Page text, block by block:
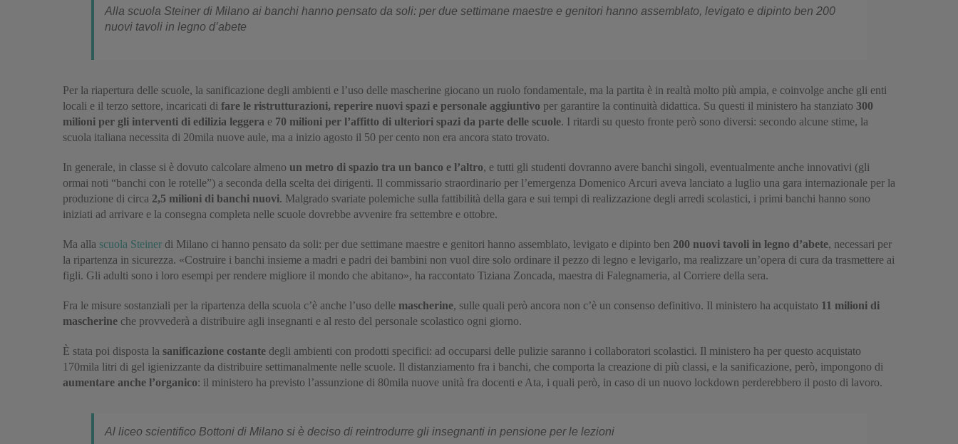
Alla scuola Steiner di Milano ai banchi hanno pensato da soli: per due settimane maestre e genitori hanno assemblato, levigato e dipinto ben 200
nuovi tavoli in legno d’abete
Per la riapertura delle scuole, la sanificazione degli ambienti e l’uso delle mascherine giocano un ruolo fondamentale, ma la partita è in realtà molto più ampia, e coinvolge anche gli enti
locali e il terzo settore, incaricati di fare le ristrutturazioni, reperire nuovi spazi e personale aggiuntivo per garantire la continuità didattica. Su questi il ministero ha stanziato 300
milioni per gli interventi di edilizia leggera e 70 milioni per l’affitto di ulteriori spazi da parte delle scuole. I ritardi su questo fronte però sono diversi: secondo alcune stime, la
scuola italiana necessita di 20mila nuove aule, ma a inizio agosto il 50 per cento non era ancora stato trovato.
In generale, in classe si è dovuto calcolare almeno un metro di spazio tra un banco e l’altro, e tutti gli studenti dovranno avere banchi singoli, eventualmente anche innovativi (gli
ormai noti “banchi con le rotelle”) a seconda della scelta dei dirigenti. Il commissario straordinario per l’emergenza Domenico Arcuri aveva lanciato a luglio una gara internazionale per la
produzione di circa 2,5 milioni di banchi nuovi. Malgrado svariate polemiche sulla fattibilità della gara e sui tempi di realizzazione degli arredi scolastici, i primi banchi hanno sono
iniziati ad arrivare e la consegna completa nelle scuole dovrebbe avvenire fra settembre e ottobre.
Ma alla scuola Steiner di Milano ci hanno pensato da soli: per due settimane maestre e genitori hanno assemblato, levigato e dipinto ben 200 nuovi tavoli in legno d’abete, necessari per
la ripartenza in sicurezza. «Costruire i banchi insieme a madri e padri dei bambini non vuol dire solo ordinare il pezzo di legno e levigarlo, ma realizzare un’opera di cura da trasmettere ai
figli. Gli adulti sono i loro esempi per rendere migliore il mondo che abitano», ha raccontato Tiziana Zoncada, maestra di Falegnameria, al Corriere della sera.
Fra le misure sostanziali per la ripartenza della scuola c’è anche l’uso delle mascherine, sulle quali però ancora non c’è un consenso definitivo. Il ministero ha acquistato 11 milioni di
mascherine che provvederà a distribuire agli insegnanti e al resto del personale scolastico ogni giorno.
È stata poi disposta la sanificazione costante degli ambienti con prodotti specifici: ad occuparsi delle pulizie saranno i collaboratori scolastici. Il ministero ha per questo acquistato
170mila litri di gel igienizzante da distribuire settimanalmente nelle scuole. Il distanziamento fra i banchi, che comporta la creazione di più classi, e la sanificazione, però, impongono di
aumentare anche l’organico: il ministero ha previsto l’assunzione di 80mila nuove unità fra docenti e Ata, i quali però, in caso di un nuovo lockdown perderebbero il posto di lavoro.
Al liceo scientifico Bottoni di Milano si è deciso di reintrodurre gli insegnanti in pensione per le lezioni